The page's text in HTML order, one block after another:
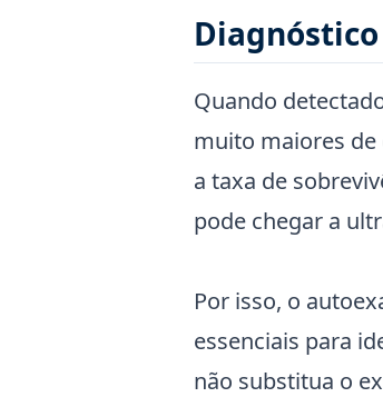
Quando
muito maiores de
a taxa de
pode chegar a
Por isso, o
essenciais para
não substitua o